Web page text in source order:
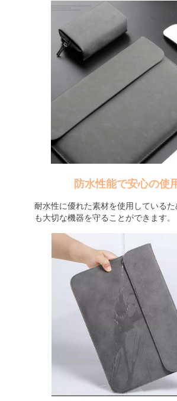
防水性能で安心の使
耐水性に優れた素材を使用している
も大切な機器を守ることができます。